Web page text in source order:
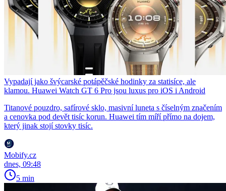
Vypadají jako švýcarské potápěčské hodinky za statisíce, ale
klamou. Huawei Watch GT 6 Pro jsou luxus pro iOS i Android
Titanové pouzdro, safírové sklo, masivní luneta s číselným značením
a cenovka pod devět tisíc korun. Huawei tím míří přímo na dojem,
který jinak stojí stovky tisíc.
Mobify.cz
dnes, 09:48
5 min